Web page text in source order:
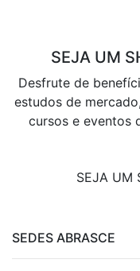
SEJA UM
Desfrute de
estudos de
cursos e eventos
SEJA UM
SEDES ABRASCE